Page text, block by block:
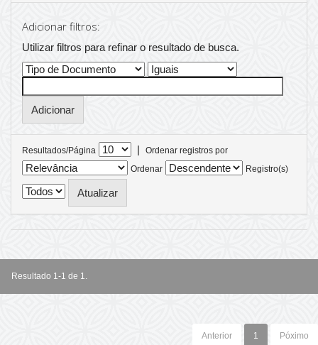
Adicionar filtros:
Utilizar filtros para refinar o resultado de busca.
Resultados/Página |
Ordenar registros por
Ordenar
Registro(s)
Resultado 1-1 de 1.
Anterior 1 Póximo